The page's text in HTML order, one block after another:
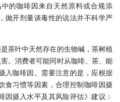
的咖啡因来自天然原料或合规添
抛开剂量谈毒性的说法并不科学严
茶叶中天然存在的生物碱，茶树植
。消费者可能同时从咖啡、茶、能
入咖啡因。需要注意的是，应根据
食习惯等因素，合理控制咖啡因摄
因摄入水平及其风险评估》建议：